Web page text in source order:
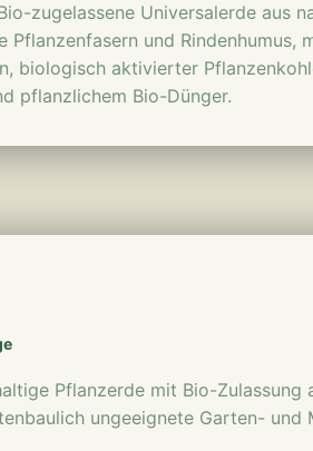
zugelassene Universalerde aus
Pflanzenfasern und Rindenhumus,
biologisch aktivierter
pflanzlichem Bio-Dünger.
Pflanzerde mit Bio-Zulassung
ungeeignete Garten- und